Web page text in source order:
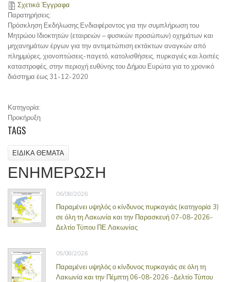
Σχετικά Έγγραφα
Παρατηρήσεις:
Πρόσκληση Εκδήλωσης Ενδιαφέροντος για την συμπλήρωση του
Μητρώου Ιδιοκτητών (εταιρειών – φυσικών προσώπων) οχημάτων και
μηχανημάτων έργων για την αντιμετώπιση εκτάκτων αναγκών από
πλημμύρες, χιονοπτώσεις-παγετό, κατολισθήσεις, πυρκαγιές και λοιπές
καταστροφές, στην περιοχή ευθύνης του Δήμου Ευρώτα για το χρονικό
διάστημα έως 31-12-2020
Κατηγορία:
Προκήρυξη
TAGS
ΕΙΔΙΚΑ ΘΕΜΑΤΑ
ΕΝΗΜΕΡΩΣΗ
06/08/2026
Παραμένει υψηλός ο κίνδυνος πυρκαγιάς (κατηγορία 3)
σε όλη τη Λακωνία και την Παρασκευή 07-08-2026-
Δελτίο Τύπου ΠΕ Λακωνίας
05/08/2026
Παραμένει υψηλός ο κίνδυνος πυρκαγιάς σε όλη τη
Λακωνία και την Πέμπτη 06-08-2026 -Δελτίο Τύπου